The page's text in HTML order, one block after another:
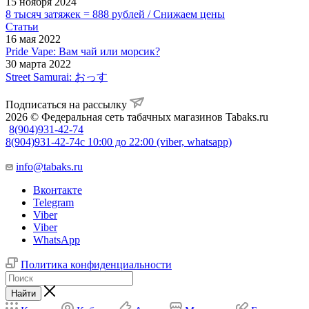
8 тысяч затяжек = 888 рублей / Снижаем цены
Статьи
16 мая 2022
Pride Vape: Вам чай или морсик?
30 марта 2022
Street Samurai: おっす
Подписаться на рассылку
2026 © Федеральная сеть табачных магазинов Tabaks.ru
8(904)931-42-74
8(904)931-42-74с 10:00 до 22:00 (viber, whatsapp)
info@tabaks.ru
Вконтакте
Telegram
Viber
Viber
WhatsApp
Политика конфиденциальности
Найти